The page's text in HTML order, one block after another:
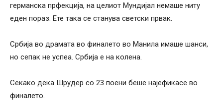
германска прфекција, на целиот Мундијал немаше ниту
еден пораз. Ете така се станува светски првак.
Србија во драмата во финалето во Манила имаше шанси,
но сепак не успеа. Србија е на колена.
Секако дека Шрудер со 23 поени беше најефикасе во
финалето.